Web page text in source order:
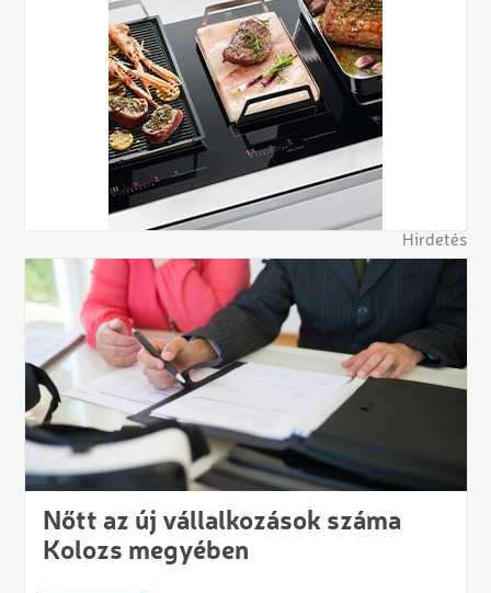
Hirdetés
Nőtt az új vállalkozások száma
Kolozs megyében